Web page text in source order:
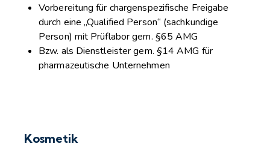
Vorbereitung für chargenspezifische Freigabe
durch eine „Qualified Person“ (sachkundige
Person) mit Prüflabor gem. §65 AMG
Bzw. als Dienstleister gem. §14 AMG für
pharmazeutische Unternehmen
Kosmetik